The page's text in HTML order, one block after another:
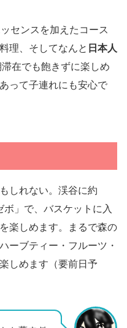
センスを加えたコース
理、そしてなんと 日本人
在でも飽きずに楽しめ
って子連れにも安心で
しれない。渓谷に約
」で、バスケットに入
楽しめます。まるで森の
ーブティー・フルーツ・
しめます（要前日予